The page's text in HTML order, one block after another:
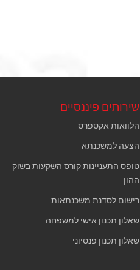
שירותים פיננסיים
הלוואות אקספרס
הצעה למשכנתא
טופס התעניינות קורס השקעות בשוק
ההון
רישום לסדנת משכנתאות
שאלון תכנון אישי למשפחה
שאלון תכנון פנסיוני